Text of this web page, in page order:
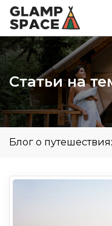
Статьи на
Блог о